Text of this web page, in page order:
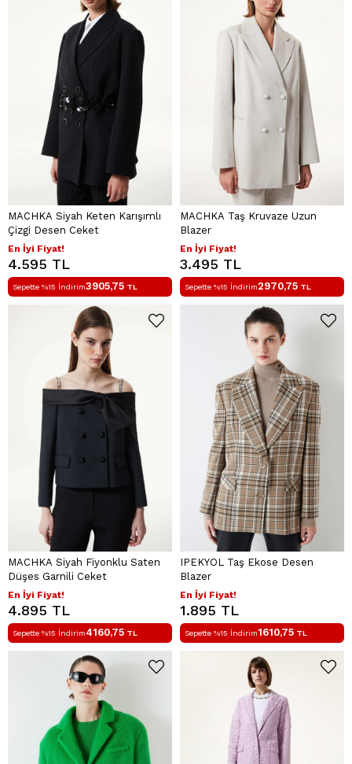
MACHKA Siyah Keten Karışımlı
Çizgi Desen Ceket
En İyi Fiyat!
4.595 TL
Sepette %15 İndirim3905,75 TL
MACHKA Taş Kruvaze Uzun
Blazer
En İyi Fiyat!
3.495 TL
Sepette %15 İndirim2970,75 TL
MACHKA Siyah Fiyonklu Saten
Düşes Garnili Ceket
En İyi Fiyat!
4.895 TL
Sepette %15 İndirim4160,75 TL
IPEKYOL Taş Ekose Desen
Blazer
En İyi Fiyat!
1.895 TL
Sepette %15 İndirim1610,75 TL